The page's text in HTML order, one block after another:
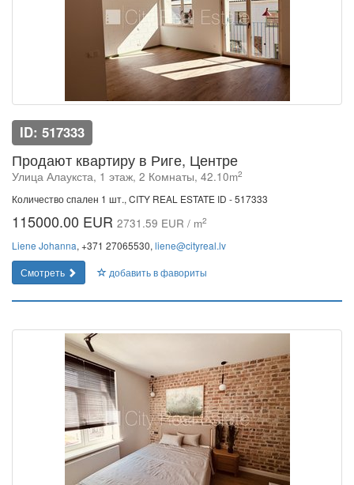
ID: 517333
Продают квартиру в Риге, Центре
Улица Алаукста, 1 этаж, 2 Комнаты, 42.10m2
Количество спален 1 шт., CITY REAL ESTATE ID - 517333
115000.00 EUR 2731.59 EUR / m2
Liene Johanna, +371 27065530, liene@cityreal.lv
Смотреть
добавить в фавориты